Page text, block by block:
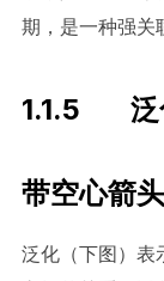
期，是一种强关
1.1.5 泛
带空心箭
泛化（下图）表